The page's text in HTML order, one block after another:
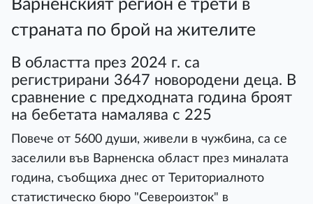
Варненският регион е трети в
страната по брой на жителите
В областта през 2024 г. са
регистрирани 3647 новородени деца. В
сравнение с предходната година броят
на бебетата намалява с 225
Повече от 5600 души, живели в чужбина, са се
заселили във Варненска област през миналата
година, съобщиха днес от Териториалното
статистическо бюро "Североизток" в